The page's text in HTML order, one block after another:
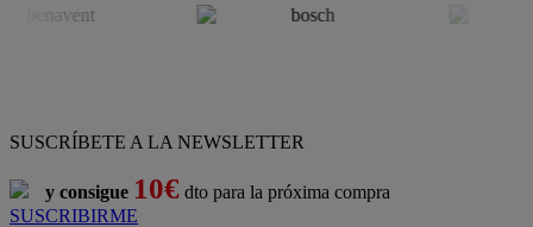
SUSCRÍBETE A LA NEWSLETTER
y consigue 10€ dto para la próxima compra
SUSCRIBIRME